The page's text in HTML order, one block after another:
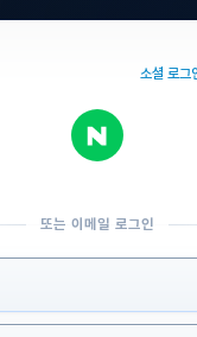
소셜 로그
또는 이메일 로그인